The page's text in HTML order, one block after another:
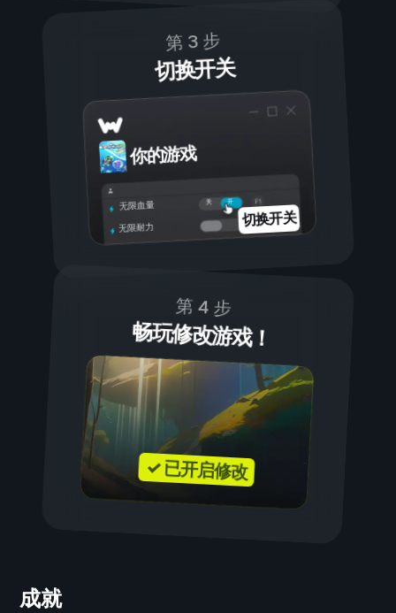
第 3 步
切换开关
你的游戏
开
关
无限血量
无限耐力
切换开关
第 4 步
畅玩修改游戏！
✓ 已开启修改
成就